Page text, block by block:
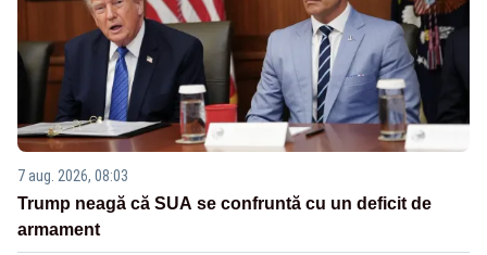
7 aug. 2026, 08:03
Trump neagă că SUA se confruntă cu un deficit de
armament